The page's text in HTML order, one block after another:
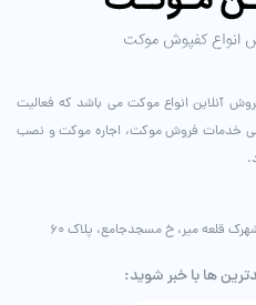
آنلاین انواع موکت می باشد که فعالیت
است. تمامی خدمات فروش موکت، اجاره موکت و نصب
قلعه میر، خ مسجدجامع، پلاک 60
ها با خبر شوید: